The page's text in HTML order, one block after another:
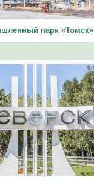
парк «Томск»